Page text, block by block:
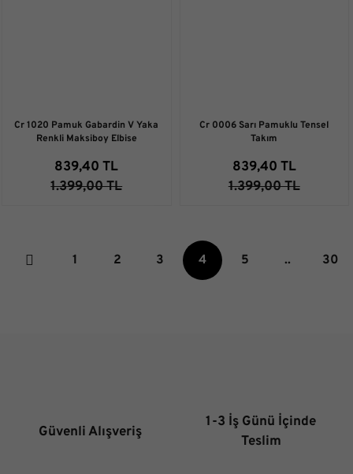
Cr 1020 Pamuk Gabardin V Yaka
Renkli Maksiboy Elbise
839,40 TL
1.399,00 TL
Cr 0006 Sarı Pamuklu Tensel
Takım
839,40 TL
1.399,00 TL
1 2 3 4 5 .. 30
Güvenli Alışveriş
1-3 İş Günü İçinde
Teslim